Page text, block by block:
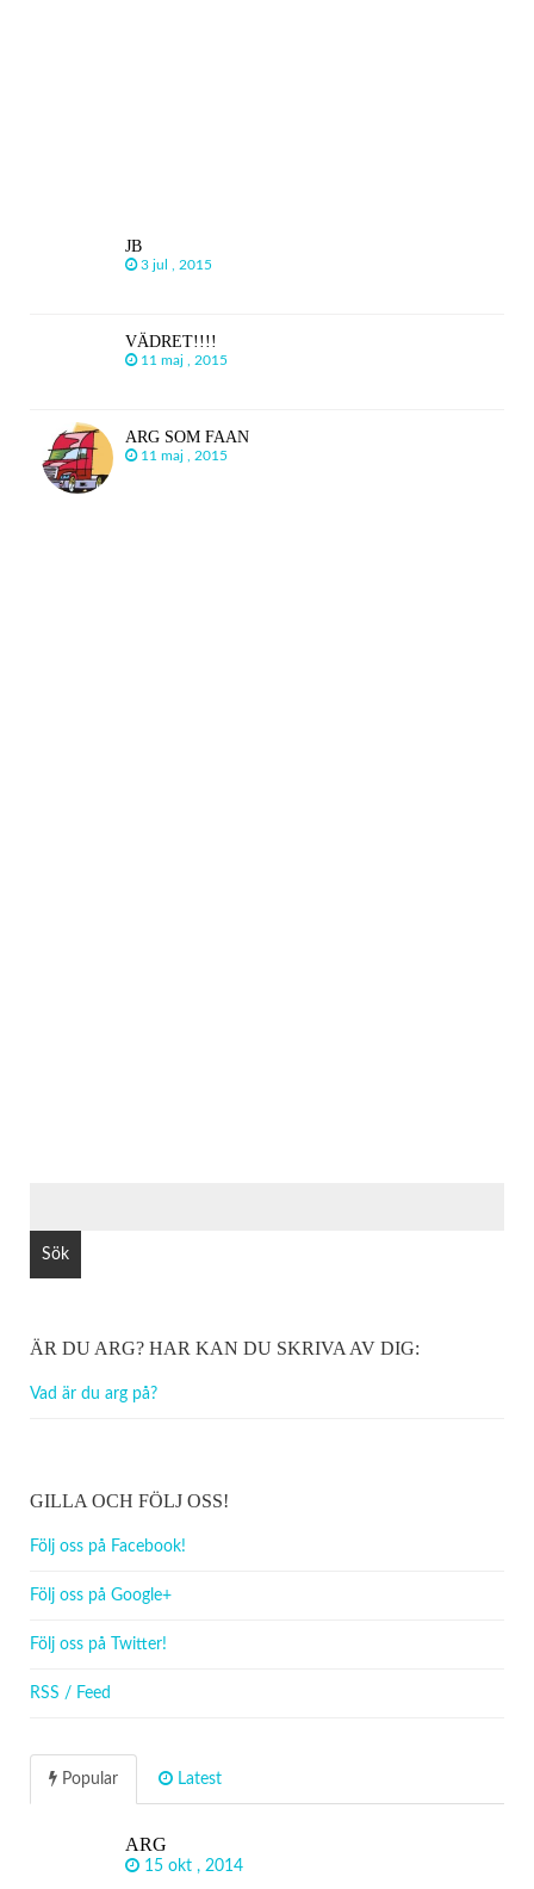
JB
3 jul , 2015
VÄDRET!!!!
11 maj , 2015
ARG SOM FAAN
11 maj , 2015
ÄR DU ARG? HAR KAN DU SKRIVA AV DIG:
Vad är du arg på?
GILLA OCH FÖLJ OSS!
Följ oss på Facebook!
Följ oss på Google+
Följ oss på Twitter!
RSS / Feed
Popular Latest
ARG
15 okt , 2014